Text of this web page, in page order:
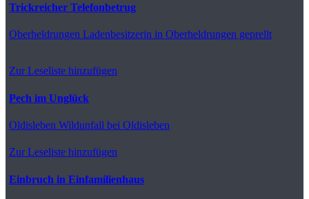
Trickreicher Telefonbetrug
Oberheldrungen Ladenbesitzerin in Oberheldrungen geprellt
Zur Leseliste hinzufügen
Pech im Unglück
Oldisleben Wildunfall bei Oldisleben
Zur Leseliste hinzufügen
Einbruch in Einfamilienhaus